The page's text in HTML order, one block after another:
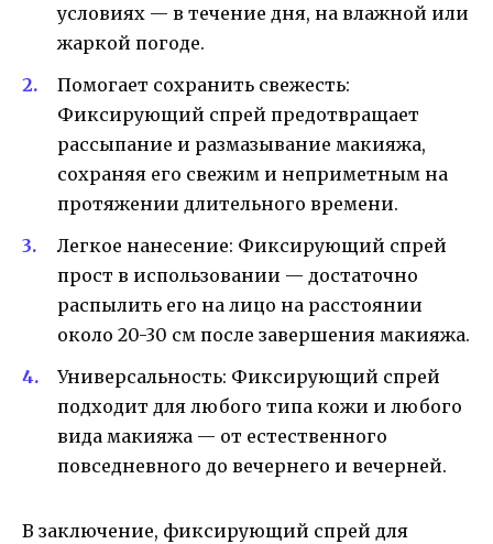
условиях — в течение дня, на влажной или
жаркой погоде.
Помогает сохранить свежесть:
Фиксирующий спрей предотвращает
рассыпание и размазывание макияжа,
сохраняя его свежим и неприметным на
протяжении длительного времени.
Легкое нанесение: Фиксирующий спрей
прост в использовании — достаточно
распылить его на лицо на расстоянии
около 20-30 см после завершения макияжа.
Универсальность: Фиксирующий спрей
подходит для любого типа кожи и любого
вида макияжа — от естественного
повседневного до вечернего и вечерней.
В заключение, фиксирующий спрей для